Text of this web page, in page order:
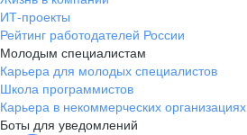
ИТ-проекты
Рейтинг работодателей России
Молодым специалистам
Карьера для молодых специалистов
Школа программистов
Карьера в некоммерческих организациях
Боты для уведомлений